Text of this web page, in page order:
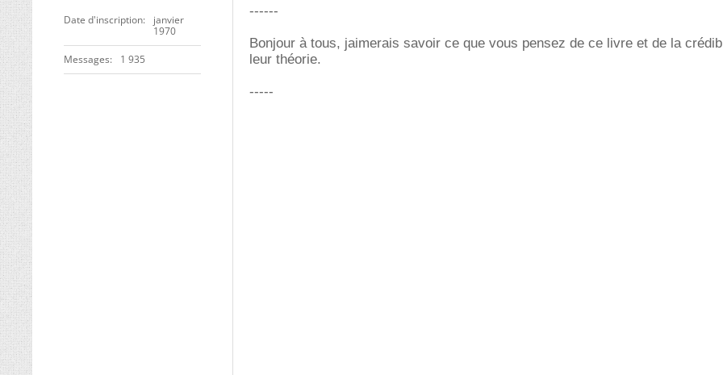
Date d'inscription
janvier
1970
Messages 1 935
------
Bonjour à tous, jaimerais savoir ce que vous pensez de ce livre et de la
leur théorie.
-----